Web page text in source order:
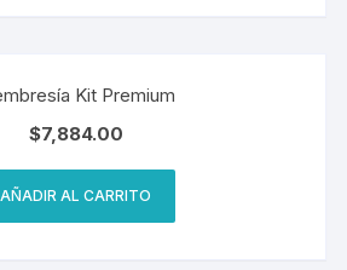
Kit Premium
$7,884.00
AÑADIR AL CARRITO